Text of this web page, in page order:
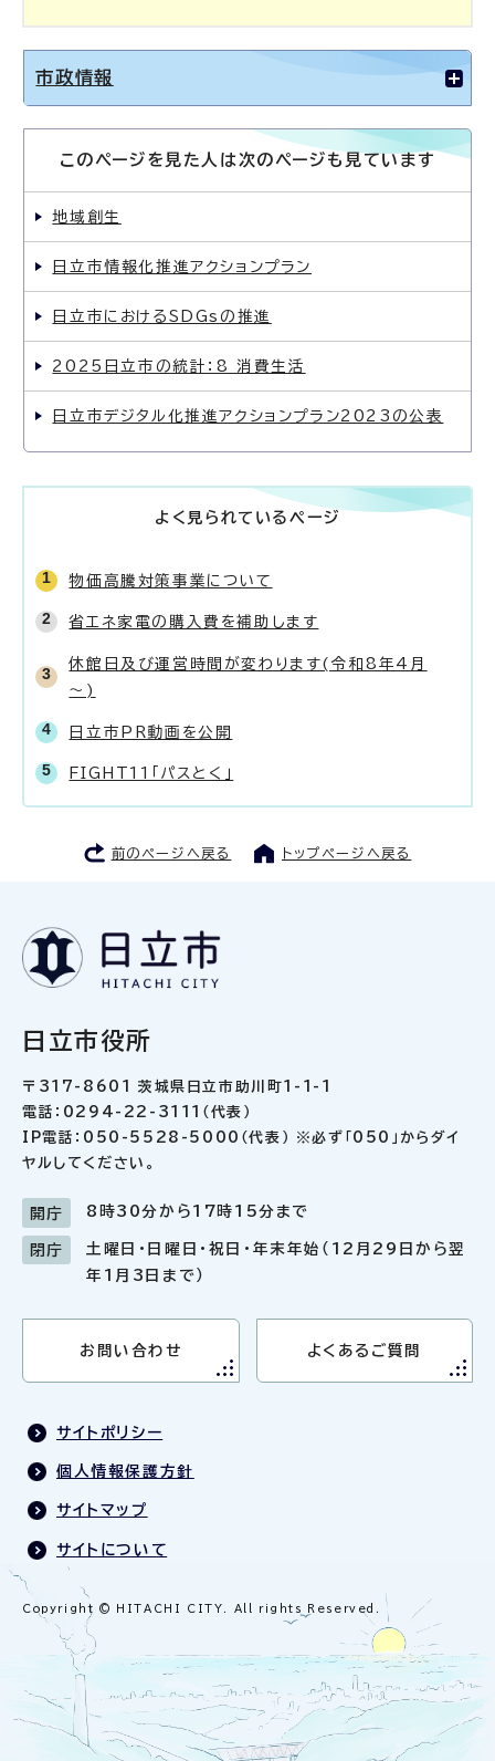
市政情報
このページを見た人は次のページも見ています
地域創生
日立市情報化推進アクションプラン
日立市におけるSDGsの推進
2025日立市の統計：8 消費生活
日立市デジタル化推進アクションプラン2023の公表
よく見られているページ
物価高騰対策事業について
省エネ家電の購入費を補助します
休館日及び運営時間が変わります(令和8年4月
～)
日立市PR動画を公開
FIGHT11「パスとく」
前のページへ戻る トップページへ戻る
日立市役所
〒317-8601 茨城県日立市助川町1-1-1
電話：0294-22-3111（代表）
IP電話：050-5528-5000（代表） ※必ず「050」からダイ
ヤルしてください。
開庁 8時30分から17時15分まで
閉庁
土曜日・日曜日・祝日・年末年始（12月29日から翌
年1月3日まで）
お問い合わせ よくあるご質問
サイトポリシー
個人情報保護方針
サイトマップ
サイトについて
Copyright © HITACHI CITY. All rights Reserved.